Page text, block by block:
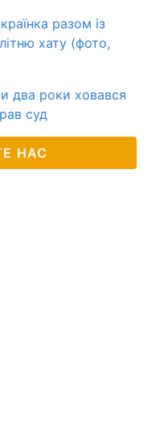
разом із
хату (фото,
два роки ховався
суд
НАС